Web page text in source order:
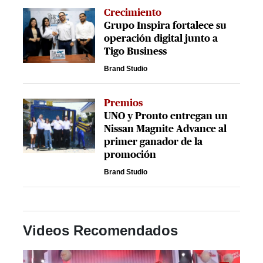
Crecimiento
Grupo Inspira fortalece su
operación digital junto a
Tigo Business
Brand Studio
Premios
UNO y Pronto entregan un
Nissan Magnite Advance al
primer ganador de la
promoción
Brand Studio
Videos Recomendados